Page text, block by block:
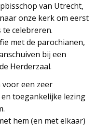
van Utrecht,
onze kerk om eerst
te celebreren.
met de parochianen,
bij een
Herderzaal.
een zeer
toegankelijke lezing
hem (en met elkaar)